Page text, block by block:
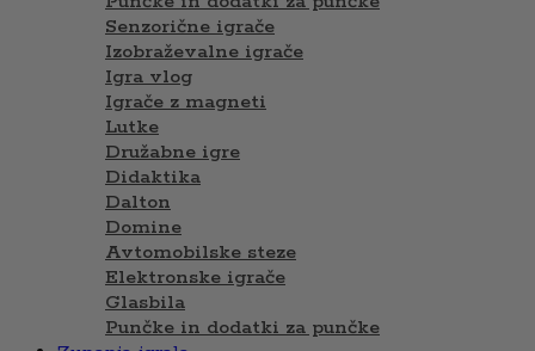
Senzorične igrače
Izobraževalne igrače
Igra vlog
Igrače z magneti
Lutke
Družabne igre
Didaktika
Dalton
Domine
Avtomobilske steze
Elektronske igrače
Glasbila
Punčke in dodatki za punčke